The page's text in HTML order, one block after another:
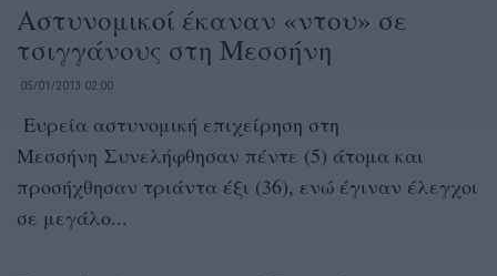
Αστυνομικοί έκαναν «ντου» σε
τσιγγάνους στη Μεσσήνη
05/01/2013 02:00
Ευρεία αστυνομική επιχείρηση στη
Μεσσήνη Συνελήφθησαν πέντε (5) άτομα και
προσήχθησαν τριάντα έξι (36), ενώ έγιναν έλεγχοι
σε μεγάλο...